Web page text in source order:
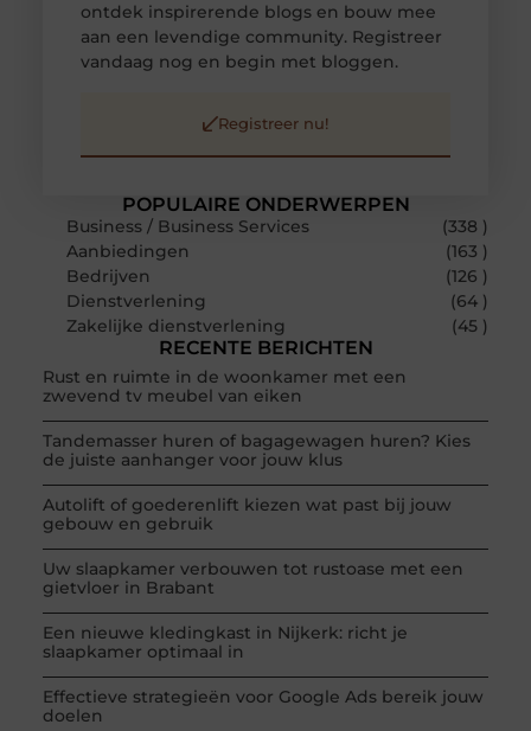
POPULAIRE ONDERWERPEN
Business / Business Services
(338 )
Aanbiedingen
(163 )
Bedrijven
(126 )
Dienstverlening
(64 )
Zakelijke dienstverlening
(45 )
RECENTE BERICHTEN
Rust en ruimte in de woonkamer met een
zwevend tv meubel van eiken
Tandemasser huren of bagagewagen huren? Kies
de juiste aanhanger voor jouw klus
Autolift of goederenlift kiezen wat past bij jouw
gebouw en gebruik
Uw slaapkamer verbouwen tot rustoase met een
gietvloer in Brabant
Een nieuwe kledingkast in Nijkerk: richt je
slaapkamer optimaal in
Effectieve strategieën voor Google Ads bereik jouw
doelen
ontdek inspirerende blogs en bouw mee
aan een levendige community. Registreer
vandaag nog en begin met bloggen.
Registreer nu!